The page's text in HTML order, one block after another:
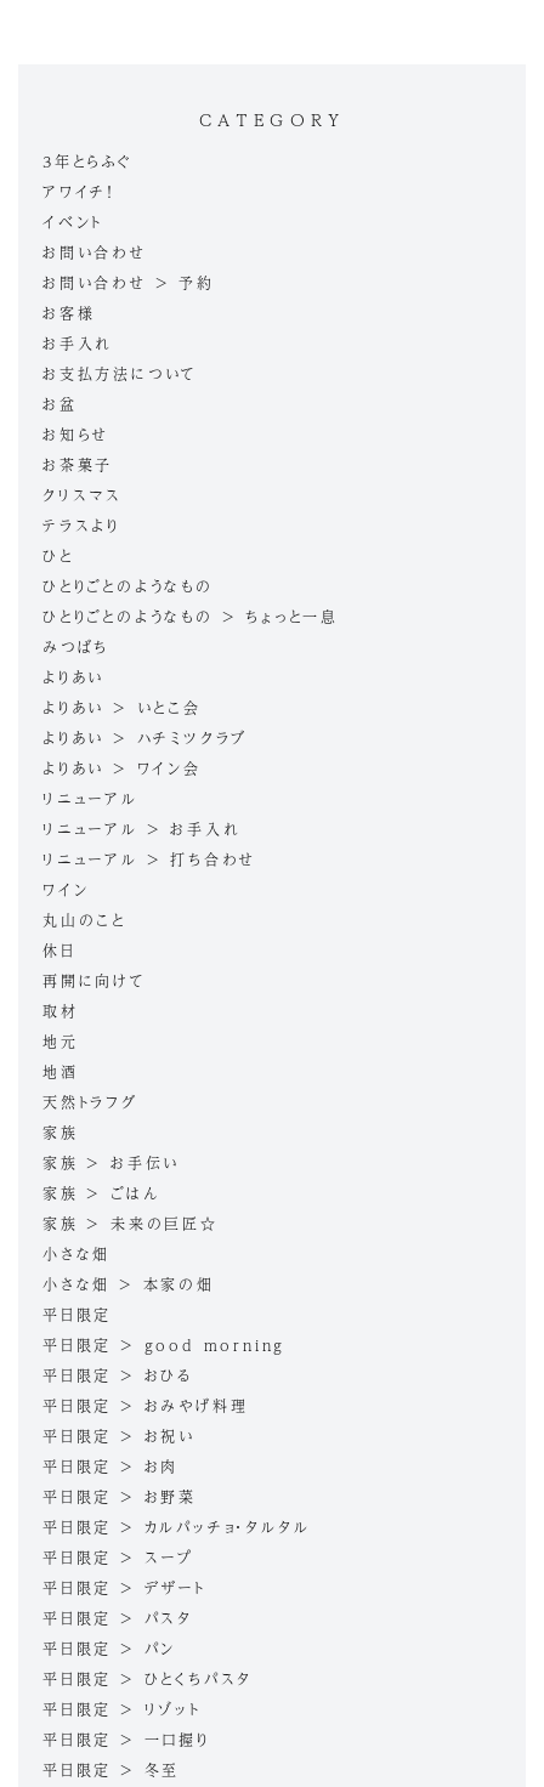
CATEGORY
3年とらふぐ
アワイチ！
イベント
お問い合わせ
お問い合わせ > 予約
お客様
お手入れ
お支払方法について
お盆
お知らせ
お茶菓子
クリスマス
テラスより
ひと
ひとりごとのようなもの
ひとりごとのようなもの > ちょっと一息
みつばち
よりあい
よりあい > いとこ会
よりあい > ハチミツクラブ
よりあい > ワイン会
リニューアル
リニューアル > お手入れ
リニューアル > 打ち合わせ
ワイン
丸山のこと
休日
再開に向けて
取材
地元
地酒
天然トラフグ
家族
家族 > お手伝い
家族 > ごはん
家族 > 未来の巨匠☆
小さな畑
小さな畑 > 本家の畑
平日限定
平日限定 > good morning
平日限定 > おひる
平日限定 > おみやげ料理
平日限定 > お祝い
平日限定 > お肉
平日限定 > お野菜
平日限定 > カルパッチョ・タルタル
平日限定 > スープ
平日限定 > デザート
平日限定 > パスタ
平日限定 > パン
平日限定 > ひとくちパスタ
平日限定 > リゾット
平日限定 > 一口握り
平日限定 > 冬至